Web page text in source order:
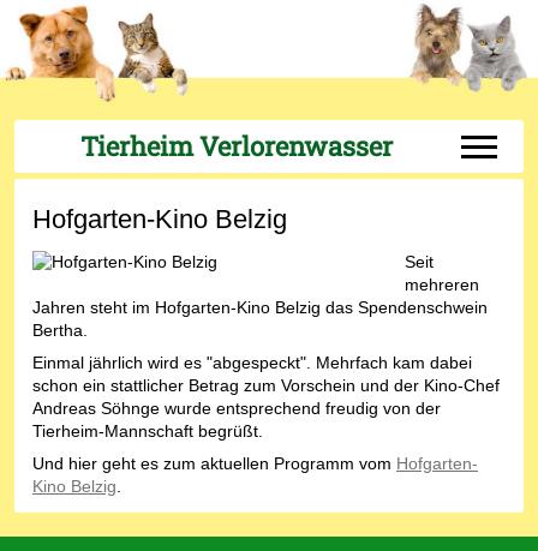
Tierheim Verlorenwasser Off-
Hofgarten-Kino Belzig
Seit
mehreren
Jahren steht im Hofgarten-Kino Belzig das Spendenschwein
Bertha.
Einmal jährlich wird es "abgespeckt". Mehrfach kam dabei
schon ein stattlicher Betrag zum Vorschein und der Kino-Chef
Andreas Söhnge wurde entsprechend freudig von der
Tierheim-Mannschaft begrüßt.
Und hier geht es zum aktuellen Programm vom Hofgarten-
Kino Belzig